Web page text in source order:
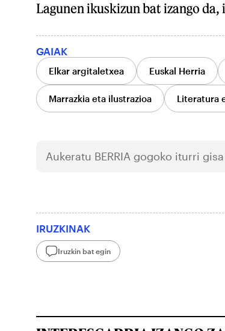
Lagunen ikuskizun bat izango
GAIAK
Elkar argitaletxea Euskal Herria
Marrazkia eta ilustrazioa Literatura
Aukeratu BERRIA gogoko iturri
IRUZKINAK
Iruzkin bat egin